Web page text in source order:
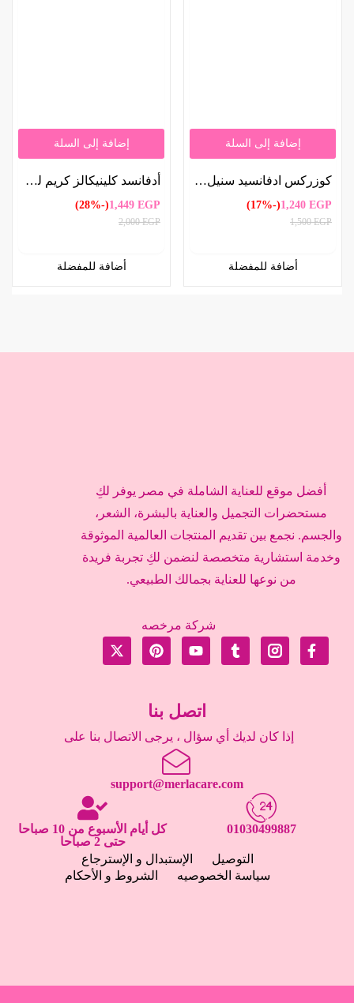
إضافة إلى السلة
كوزركس ادفانسيد سنيل كريم الكل في واحد المتطور بخلاصة مخاط الحلزون 92% | COSRX Advanced Snail All-in-One Cream with 92% Snail Mucin 100 ml
1,240 EGP
(-17%)
1,500EGP
أضافة للمفضلة
إضافة إلى السلة
أدفانسد كلينيكالز كريم للعناية بالأوردة ودوالي الساقين 237 مل | Advanced Clinicals Vein & Varicose Vein Care Cream 237ml
1,449 EGP
(-28%)
2,000EGP
أضافة للمفضلة
أفضل موقع للعناية الشاملة في مصر يوفر لكِ
مستحضرات التجميل والعناية بالبشرة، الشعر،
والجسم. نجمع بين تقديم المنتجات العالمية الموثوقة
وخدمة استشارية متخصصة لنضمن لكِ تجربة فريدة
من نوعها للعناية بجمالك الطبيعي.
شركة مرخصه
اتصل بنا
إذا كان لديك أي سؤال ، يرجى الاتصال بنا على
support@merlacare.com
01030499887
كل أيام الأسبوع من 10 صباحا
حتى 2 صباحا
التوصيل
الإستبدال و الإسترجاع
سياسة الخصوصيه
الشروط و الأحكام